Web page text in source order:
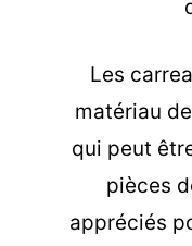
Les
matériau
qui peut
pièces
appréciés